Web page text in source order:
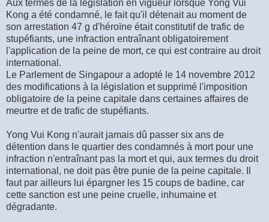
Aux termes de la législation en vigueur lorsque Yong Vui
Kong a été condamné, le fait qu'il détenait au moment de
son arrestation 47 g d'héroïne était constitutif de trafic de
stupéfiants, une infraction entraînant obligatoirement
l'application de la peine de mort, ce qui est contraire au droit
international.
Le Parlement de Singapour a adopté le 14 novembre 2012
des modifications à la législation et supprimé l'imposition
obligatoire de la peine capitale dans certaines affaires de
meurtre et de trafic de stupéfiants.
Yong Vui Kong n'aurait jamais dû passer six ans de
détention dans le quartier des condamnés à mort pour une
infraction n'entraînant pas la mort et qui, aux termes du droit
international, ne doit pas être punie de la peine capitale. Il
faut par ailleurs lui épargner les 15 coups de badine, car
cette sanction est une peine cruelle, inhumaine et
dégradante.